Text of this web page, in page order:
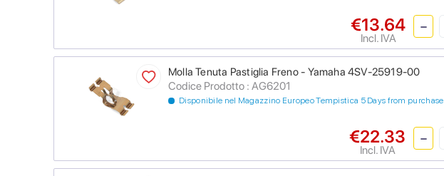
€13.64
Incl. IVA
Molla Tenuta Pastiglia Freno - Yamaha 4SV-25919-00
Codice Prodotto : AG6201
Disponibile nel Magazzino Europeo Tempistica 5 Days from purchase
€22.33
Incl. IVA